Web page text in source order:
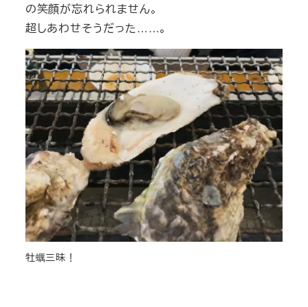
の笑顔が忘れられません。
超しあわせそうだった……。
牡蠣三昧！